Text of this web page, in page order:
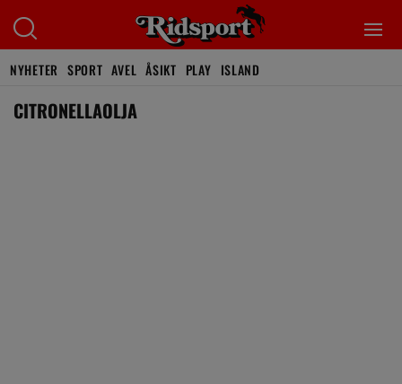
NYHETER SPORT AVEL ÅSIKT PLAY ISLAND
CITRONELLAOLJA